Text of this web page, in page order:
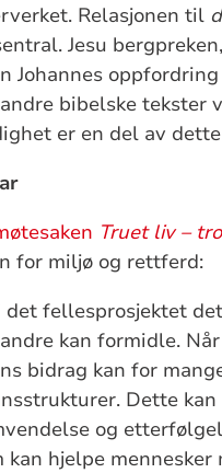
Relasjonen til
Jesu
Johannes
bibelske
er en del av
Truet liv –
for miljø og rettferd:
fellesprosjektet
kan formidle.
bidrag kan for
Dette
og
hjelpe mennesker